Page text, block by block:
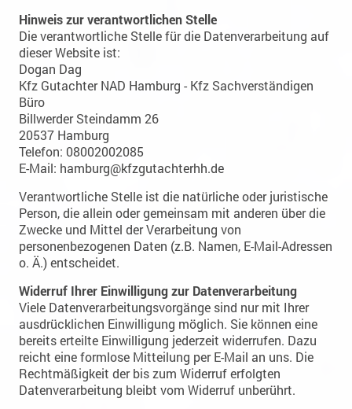
Hinweis zur verantwortlichen Stelle
Die verantwortliche Stelle für die Datenverarbeitung auf
dieser Website ist:
Dogan Dag
Kfz Gutachter NAD Hamburg - Kfz Sachverständigen
Büro
Billwerder Steindamm 26
20537 Hamburg
Telefon: 08002002085
E-Mail: hamburg@kfzgutachterhh.de
Verantwortliche Stelle ist die natürliche oder juristische
Person, die allein oder gemeinsam mit anderen über die
Zwecke und Mittel der Verarbeitung von
personenbezogenen Daten (z.B. Namen, E-Mail-Adressen
o. Ä.) entscheidet.
Widerruf Ihrer Einwilligung zur Datenverarbeitung
Viele Datenverarbeitungsvorgänge sind nur mit Ihrer
ausdrücklichen Einwilligung möglich. Sie können eine
bereits erteilte Einwilligung jederzeit widerrufen. Dazu
reicht eine formlose Mitteilung per E-Mail an uns. Die
Rechtmäßigkeit der bis zum Widerruf erfolgten
Datenverarbeitung bleibt vom Widerruf unberührt.